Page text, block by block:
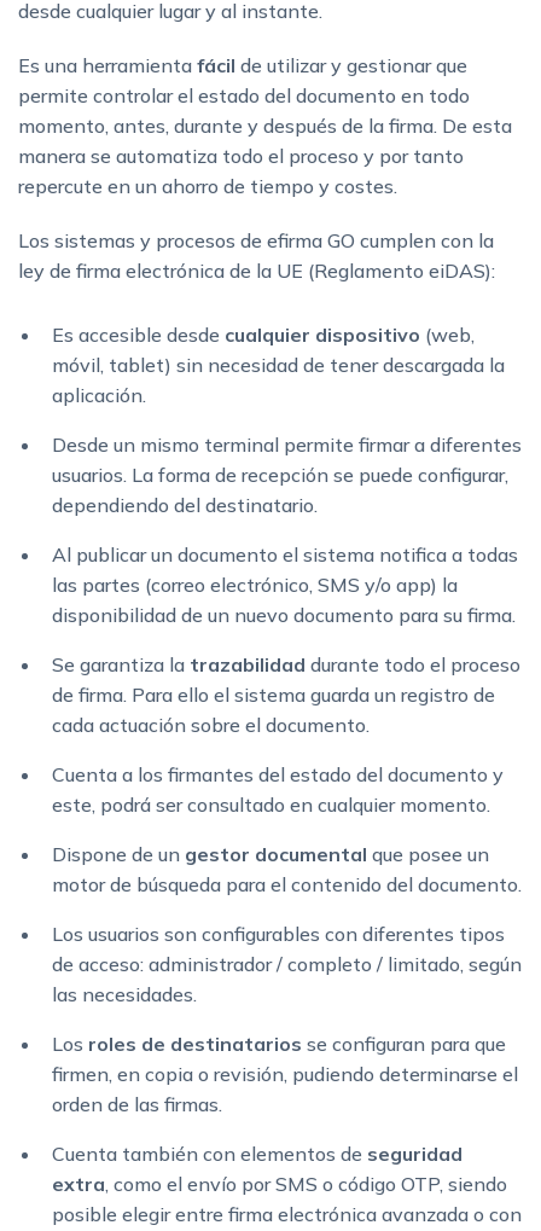
desde cualquier lugar y al instante.
Es una herramienta fácil de utilizar y gestionar que
permite controlar el estado del documento en todo
momento, antes, durante y después de la firma. De esta
manera se automatiza todo el proceso y por tanto
repercute en un ahorro de tiempo y costes.
Los sistemas y procesos de efirma GO cumplen con la
ley de firma electrónica de la UE (Reglamento eiDAS):
Es accesible desde cualquier dispositivo (web,
móvil, tablet) sin necesidad de tener descargada la
aplicación.
Desde un mismo terminal permite firmar a diferentes
usuarios. La forma de recepción se puede configurar,
dependiendo del destinatario.
Al publicar un documento el sistema notifica a todas
las partes (correo electrónico, SMS y/o app) la
disponibilidad de un nuevo documento para su firma.
Se garantiza la trazabilidad durante todo el proceso
de firma. Para ello el sistema guarda un registro de
cada actuación sobre el documento.
Cuenta a los firmantes del estado del documento y
este, podrá ser consultado en cualquier momento.
Dispone de un gestor documental que posee un
motor de búsqueda para el contenido del documento.
Los usuarios son configurables con diferentes tipos
de acceso: administrador / completo / limitado, según
las necesidades.
Los roles de destinatarios se configuran para que
firmen, en copia o revisión, pudiendo determinarse el
orden de las firmas.
Cuenta también con elementos de seguridad
extra, como el envío por SMS o código OTP, siendo
posible elegir entre firma electrónica avanzada o con